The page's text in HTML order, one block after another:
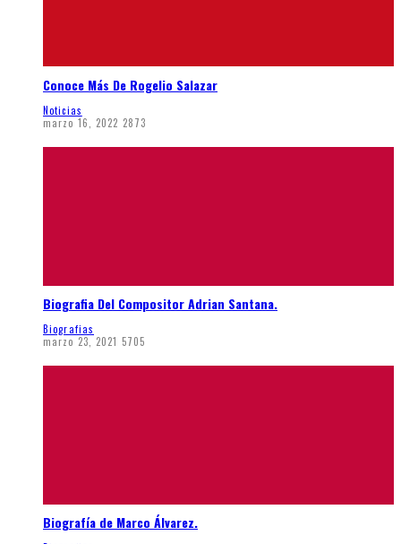
Conoce Más De Rogelio Salazar
Noticias
marzo 16, 2022 2873
Biografia Del Compositor Adrian Santana.
Biografias
marzo 23, 2021 5705
Biografía de Marco Álvarez.